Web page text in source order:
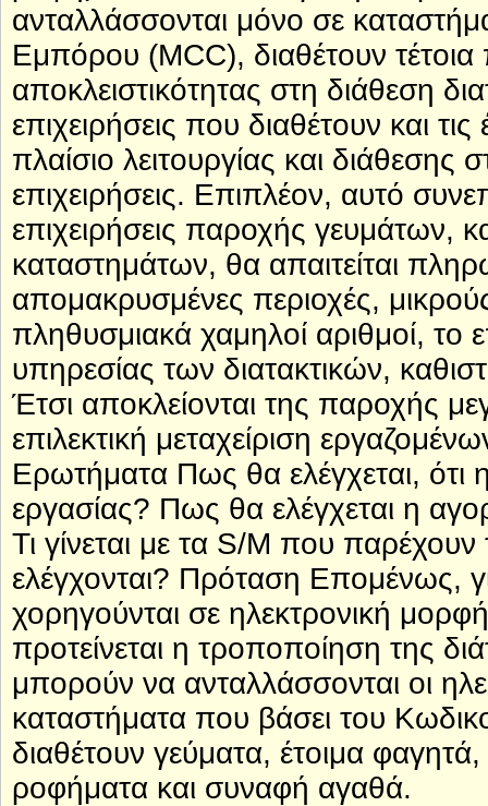
ανταλλάσσονται μόνο σε
Εμπόρου (MCC), διαθέτουν
αποκλειστικότητας στη διάθεση
επιχειρήσεις που διαθέτουν και
πλαίσιο λειτουργίας και
επιχειρήσεις. Επιπλέον, αυτό
επιχειρήσεις παροχής γευμάτων,
καταστημάτων, θα απαιτείται
απομακρυσμένες περιοχές,
πληθυσμιακά χαμηλοί αριθμοί,
υπηρεσίας των διατακτικών,
Έτσι αποκλείονται της παροχής
επιλεκτική μεταχείριση
Ερωτήματα Πως θα ελέγχεται, ότι
εργασίας? Πως θα ελέγχεται η
Τι γίνεται με τα S/M που
ελέγχονται? Πρόταση Επομένως,
χορηγούνται σε ηλεκτρονική
προτείνεται η τροποποίηση της
μπορούν να ανταλλάσσονται οι
καταστήματα που βάσει του
διαθέτουν γεύματα, έτοιμα
ροφήματα και συναφή αγαθά.